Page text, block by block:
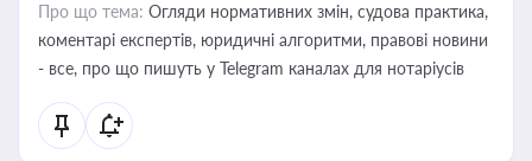
Про що тема: Огляди нормативних змін, судова практика,
коментарі експертів, юридичні алгоритми, правові новини
- все, про що пишуть у Telegram каналах для нотаріусів